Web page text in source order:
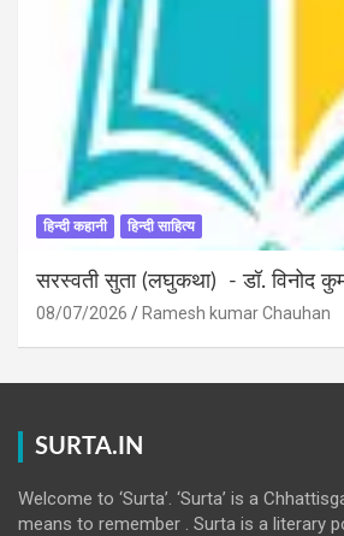
हिन्दी कहानी हिन्दी साहित्य
सरस्वती सुता (लघुकथा) ​- डॉ. विनोद
08/07/2026 Ramesh kumar Chauhan
SURTA.IN
Welcome to ‘Surta’. ‘Surta’ is a
means to remember . Surta is a literary